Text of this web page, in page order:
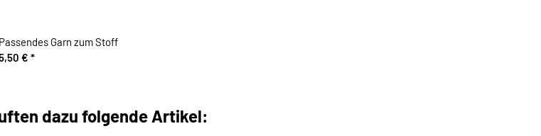
Passendes Garn zum Stoff
€ *
dazu folgende Artikel: